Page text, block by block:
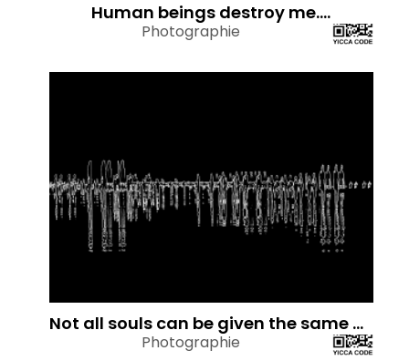
Human beings destroy me....
Photographie
Not all souls can be given the same method as exercise of Meditation
Photographie